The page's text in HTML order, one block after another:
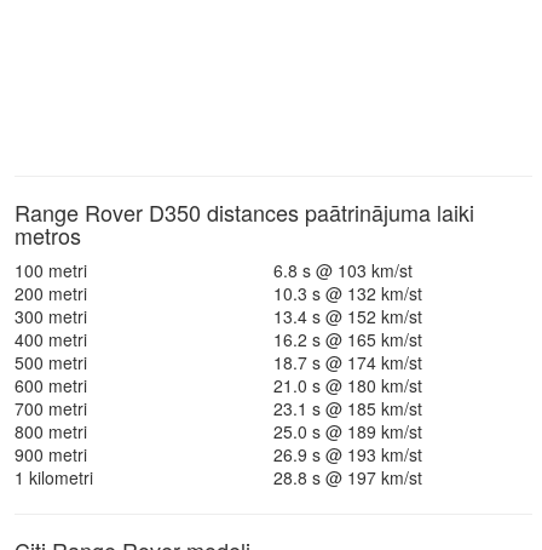
Range Rover D350 distances paātrinājuma laiki
metros
100 metri
6.8 s @ 103 km/st
200 metri
10.3 s @ 132 km/st
300 metri
13.4 s @ 152 km/st
400 metri
16.2 s @ 165 km/st
500 metri
18.7 s @ 174 km/st
600 metri
21.0 s @ 180 km/st
700 metri
23.1 s @ 185 km/st
800 metri
25.0 s @ 189 km/st
900 metri
26.9 s @ 193 km/st
1 kilometri
28.8 s @ 197 km/st